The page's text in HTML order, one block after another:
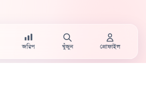
জরিপ খুঁজুন প্রোফাইল